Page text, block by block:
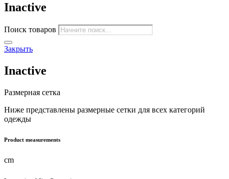
Inactive
Поиск товаров
Закрыть
Inactive
Размерная сетка
Ниже представлены размерные сетки для всех категорий
одежды
Product measurements
cm